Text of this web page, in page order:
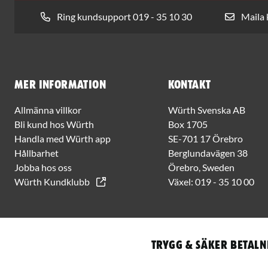
Ring kundsupport 019 - 35 10 30 Maila
Mer information
Allmänna villkor
Bli kund hos Würth
Handla med Würth app
Hållbarhet
Jobba hos oss
Würth Kundklubb
Kontakt
Würth Svenska AB
Box 1705
SE-701 17 Örebro
Berglundavägen 38
Örebro, Sweden
Växel: 019 - 35 10 00
Trygg & säker